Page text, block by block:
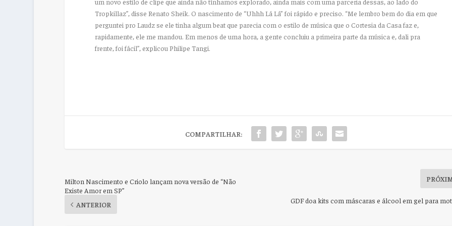
Tropkillaz”, disse Renato Sheik. O nascimento de “Uhhh Lá Lá” foi rápido e preciso. “Me lembro bem do dia em que
perguntei pro Laudz se ele tinha algum beat que parecia com o estilo de música que o Cortesia da Casa faz e,
rapidamente, ele me mandou. Em menos de uma hora, a gente concluiu a primeira parte da música e, dali pra
frente, foi fácil”, explicou Philipe Tangi.
COMPARTILHAR:
Milton Nascimento e Criolo lançam nova versão de “Não
Existe Amor em SP”
ANTERIOR
GDF doa kits com máscaras e álcool em gel para